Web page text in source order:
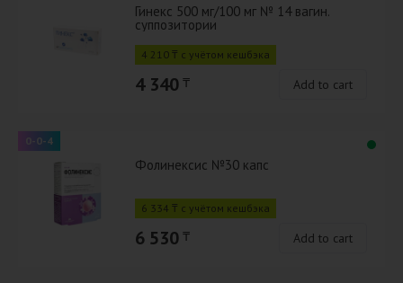
Гинекс 500 мг/100 мг № 14 вагин.
суппозитории
4 210 ₸ с учётом кешбэка
4 340 ₸ Add to cart
0-0-4
Фолинексис №30 капс
6 334 ₸ с учётом кешбэка
6 530 ₸ Add to cart